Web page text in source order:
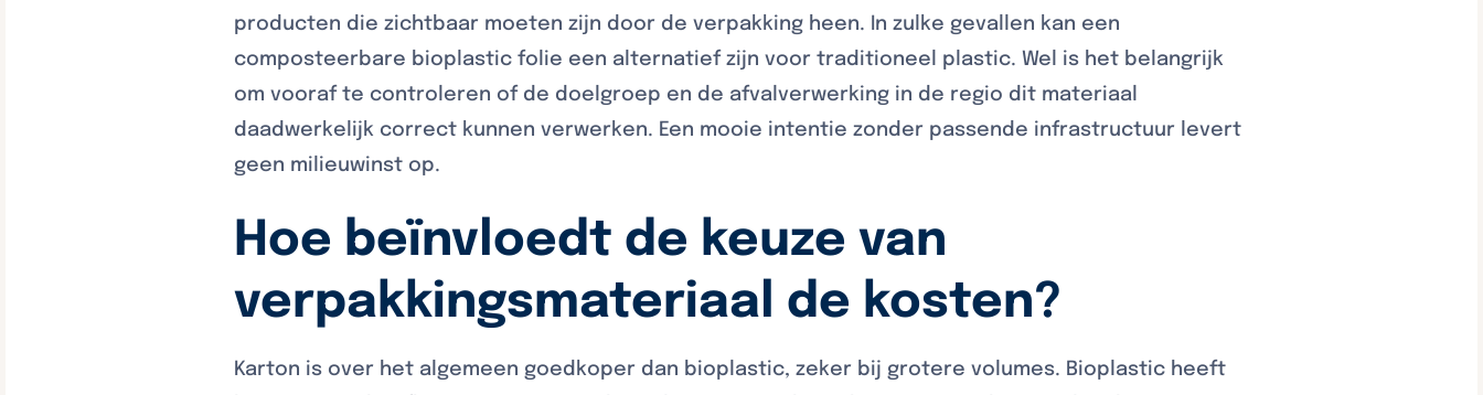
producten die zichtbaar moeten zijn door de verpakking heen. In zulke gevallen kan een
composteerbare bioplastic folie een alternatief zijn voor traditioneel plastic. Wel is het belangrijk
om vooraf te controleren of de doelgroep en de afvalverwerking in de regio dit materiaal
daadwerkelijk correct kunnen verwerken. Een mooie intentie zonder passende infrastructuur levert
geen milieuwinst op.
Hoe beïnvloedt de keuze van
verpakkingsmateriaal de kosten?
Karton is over het algemeen goedkoper dan bioplastic, zeker bij grotere volumes. Bioplastic heeft